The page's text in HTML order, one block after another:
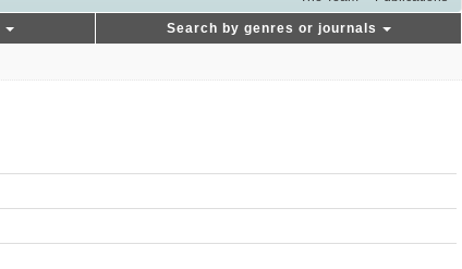
Search by genres or journals